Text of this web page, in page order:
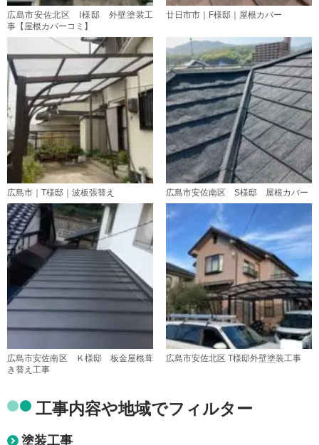
広島市安佐北区 I様邸 外壁塗装工
事【屋根カバーコミ】
廿日市市｜F様邸｜屋根カバー
広島市｜T様邸｜波板張替え 広島市安佐南区 S様邸 屋根カバー
広島市安佐南区 Ｋ様邸 板金屋根葺
き替え工事
広島市安佐北区 T様邸外壁塗装工事
工事内容や地域でフィルター
塗装工事